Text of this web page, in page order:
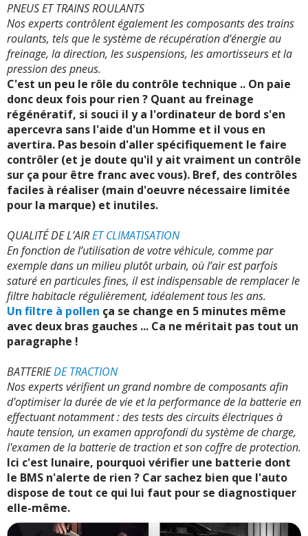
PNEUS ET TRAINS ROULANTS
Nos experts contrôlent également les composants des trains
roulants, tels que le système de récupération d‘énergie au
freinage, la direction, les suspensions, les amortisseurs et la
pression des pneus.
C'est un peu le rôle du contrôle technique .. On paie
donc deux fois pour rien ? Quant au freinage
régénératif, si souci il y a l'ordinateur de bord s'en
apercevra sans l'aide d'un Homme et il vous en
avertira. Pas besoin d'aller spécifiquement le faire
contrôler (et je doute qu'il y ait vraiment un contrôle
sur ça pour être franc avec vous). Bref, des contrôles
faciles à réaliser (main d'oeuvre nécessaire limitée
pour la marque) et inutiles.
QUALITÉ DE L’AIRET CLIMATISATION
En fonction de l’utilisation de votre véhicule, comme par
exemple dans un milieu plutôt urbain, où l’air est parfois
saturé en particules fines, il est indispensable de remplacer le
filtre habitacle régulièrement, idéalement tous les ans.
Un filtre à pollen ça se change en 5 minutes même
avec deux bras gauches ... Ca ne méritait pas tout un
paragraphe !
BATTERIEDE TRACTION
Nos experts vérifient un grand nombre de composants afin
d'optimiser la durée de vie et la performance de la batterie en
effectuant notamment : des tests des circuits électriques à
haute tension, un examen approfondi du système de charge,
l'examen de la batterie de traction et son coffre de protection.
Ici c'est lunaire, pourquoi vérifier une batterie dont
le BMS n'alerte de rien ? Car sachez bien que l'auto
dispose de tout ce qui lui faut pour se diagnostiquer
elle-même.